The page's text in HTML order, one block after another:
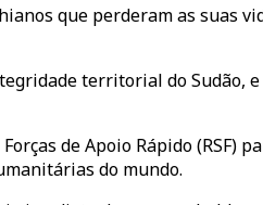
que perderam as suas
territorial do Sudão,
de Apoio Rápido
do mundo.